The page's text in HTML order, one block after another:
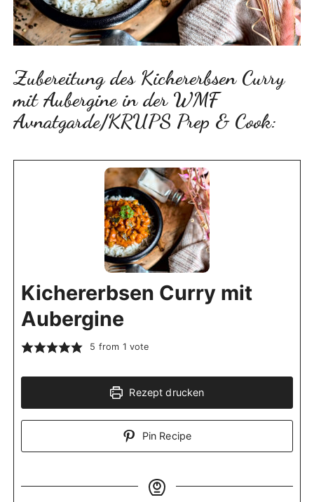
Zubereitung des Kichererbsen Curry
mit Aubergine in der WMF
Avnatgarde/KRUPS Prep & Cook:
Kichererbsen Curry mit
Aubergine
5 from 1 vote
Rezept drucken
Pin Recipe